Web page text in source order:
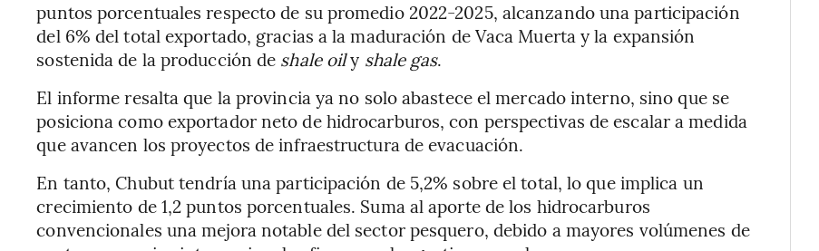
puntos porcentuales respecto de su promedio 2022-2025, alcanzando una participación
del 6% del total exportado, gracias a la maduración de Vaca Muerta y la expansión
sostenida de la producción de shale oily shale gas.
El informe resalta que la provincia ya no solo abastece el mercado interno, sino que se
posiciona como exportador neto de hidrocarburos, con perspectivas de escalar a medida
que avancen los proyectos de infraestructura de evacuación.
En tanto, Chubut tendría una participación de 5,2% sobre el total, lo que implica un
crecimiento de 1,2 puntos porcentuales. Suma al aporte de los hidrocarburos
convencionales una mejora notable del sector pesquero, debido a mayores volúmenes de